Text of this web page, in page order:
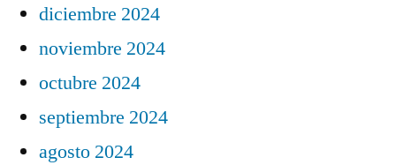
diciembre 2024
noviembre 2024
octubre 2024
septiembre 2024
agosto 2024